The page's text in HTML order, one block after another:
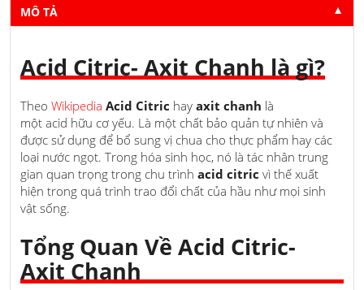
MÔ TẢ ▼
Acid Citric- Axit Chanh là gì?
Theo Wikipedia Acid Citric hay axit chanh là
một acid hữu cơ yếu. Là một chất bảo quản tự nhiên và
được sử dụng để bổ sung vị chua cho thực phẩm hay các
loại nước ngọt. Trong hóa sinh học, nó là tác nhân trung
gian quan trọng trong chu trình acid citric vì thế xuất
hiện trong quá trình trao đổi chất của hầu như mọi sinh
vật sống.
Tổng Quan Về Acid Citric-
Axit Chanh